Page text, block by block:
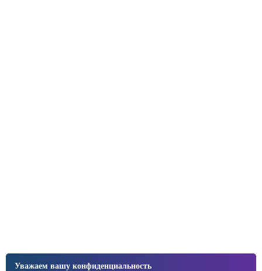
Уважаем вашу конфиденциальность